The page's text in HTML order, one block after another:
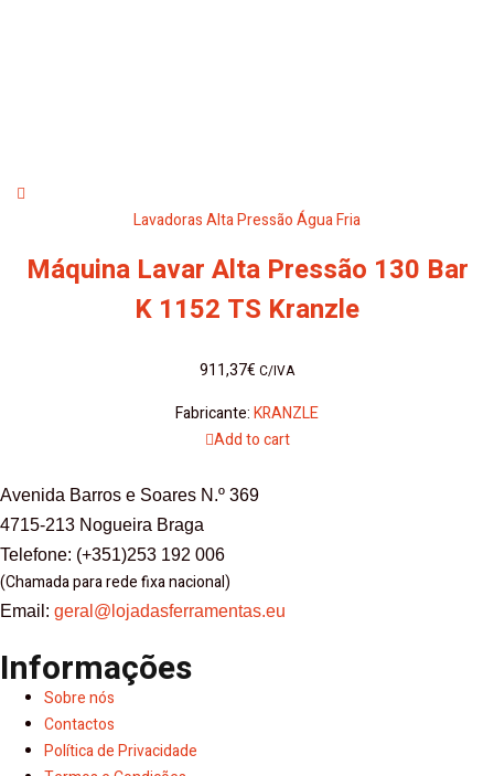
Lavadoras Alta Pressão Água Fria
Máquina Lavar Alta Pressão 130 Bar
K 1152 TS Kranzle
911,37€ C/IVA
Fabricante:KRANZLE
Add to cart
Avenida Barros e Soares N.º 369
4715-213 Nogueira Braga
Telefone: (+351)253 192 006
(Chamada para rede fixa nacional)
Email: geral@lojadasferramentas.eu
Informações
Sobre nós
Contactos
Política de Privacidade